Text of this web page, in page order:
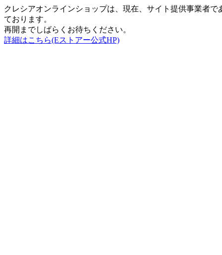
クレシアオンラインショップは、現在、サイト提供事業者
ております。
再開までしばらくお待ちください。
詳細はこちら(Eストアー公式HP)